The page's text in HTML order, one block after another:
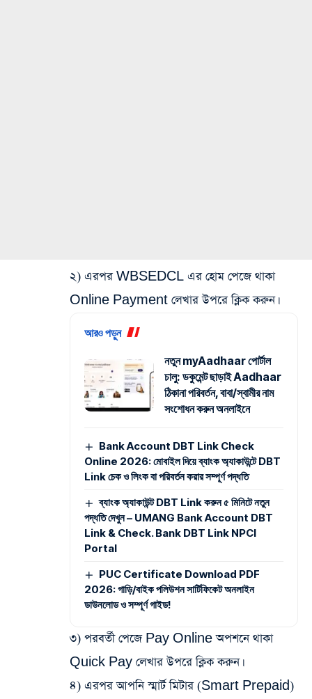
২) এরপর WBSEDCL এর হোম পেজে থাকা
Online Payment লেখার উপরে ক্লিক করুন।
আরও পড়ুন
নতুন myAadhaar পোর্টাল
চালু: ডকুমেন্ট ছাড়াই Aadhaar
ঠিকানা পরিবর্তন, বাবা/স্বামীর নাম
সংশোধন করুন অনলাইনে
Bank Account DBT Link Check
Online 2026: মোবাইল দিয়ে ব্যাংক অ্যাকাউন্টে DBT
Link চেক ও লিংক বা পরিবর্তন করার সম্পূর্ণ পদ্ধতি
ব্যাংক অ্যাকাউন্ট DBT Link করুন ৫ মিনিটে নতুন
পদ্ধতি দেখুন – UMANG Bank Account DBT
Link & Check. Bank DBT Link NPCI
Portal
PUC Certificate Download PDF
2026: গাড়ি/বাইক পলিউশন সার্টিফিকেট অনলাইন
ডাউনলোড ও সম্পূর্ণ গাইড!
৩) পরবর্তী পেজে Pay Online অপশনে থাকা
Quick Pay লেখার উপরে ক্লিক করুন।
৪) এরপর আপনি স্মার্ট মিটার (Smart Prepaid)